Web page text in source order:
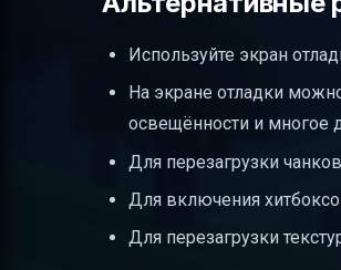
Используйте экран
На экране отладки
освещённости и многое
Для перезагрузки
Для включения
Для перезагрузки